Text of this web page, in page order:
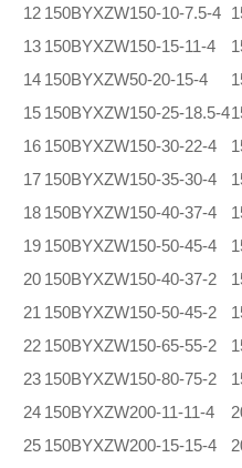
12 150BYXZW150-10-7.5-4
13 150BYXZW150-15-11-4
14 150BYXZW50-20-15-4
15 150BYXZW150-25-18.5-4
16 150BYXZW150-30-22-4
17 150BYXZW150-35-30-4
18 150BYXZW150-40-37-4
19 150BYXZW150-50-45-4
20 150BYXZW150-40-37-2
21 150BYXZW150-50-45-2
22 150BYXZW150-65-55-2
23 150BYXZW150-80-75-2
24 150BYXZW200-11-11-4
25 150BYXZW200-15-15-4